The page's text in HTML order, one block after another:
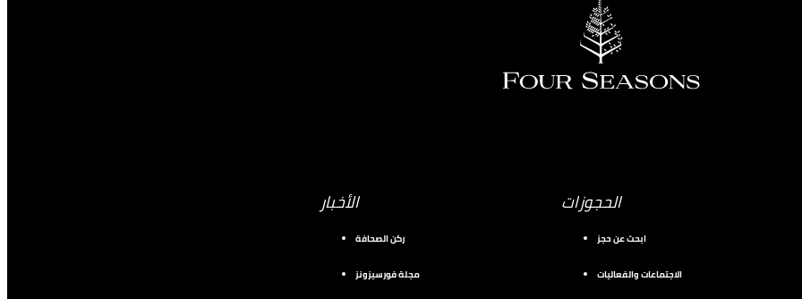
الحجوزات
ابحث عن حجز
الاجتماعات والفعاليات
الأخبار
ركن الصحافة
مجلة فورسيزونز